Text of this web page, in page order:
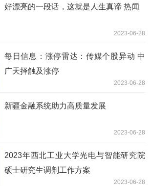
好漂亮的一段话，这就是人生真谛 热闻
2023-06-28
每日信息：涨停雷达：传媒个股异动 中
广天择触及涨停
2023-06-28
新疆金融系统助力高质量发展
2023-06-28
2023年西北工业大学光电与智能研究院
硕士研究生调剂工作方案
2023-06-28